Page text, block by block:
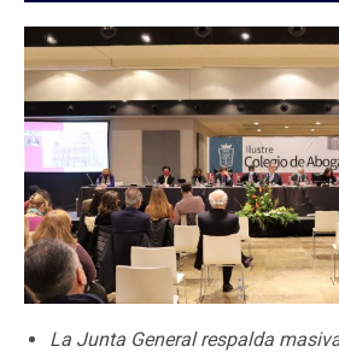
La Junta General respalda